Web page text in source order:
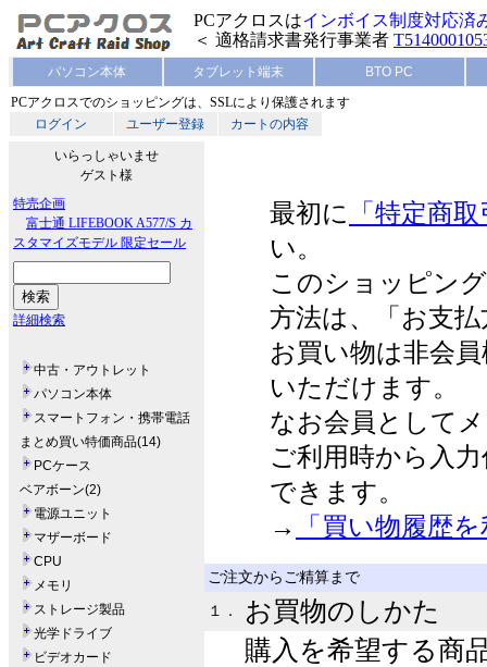
PCアクロスはインボイス制度対応済
＜ 適格請求書発行事業者
パソコン本体 タブレット端末
BTO PC
PCアクロスでのショッピングは、SSLにより保護されます
ログイン
ユーザー登録 カートの内容
いらっしゃいませ
ゲスト様
特売企画
富士通 LIFEBOOK A577/S カ
スタマイズモデル 限定セール
詳細検索
中古・アウトレット
パソコン本体
スマートフォン・携帯電話
まとめ買い特価商品(14)
PCケース
ベアボーン(2)
電源ユニット
マザーボード
CPU
メモリ
ストレージ製品
光学ドライブ
ビデオカード
最初に
「特定商
い。
このショッピン
方法は、「お支
お買い物は非会
いただけます。
なお会員として
ご利用時から入
できます。
→
「買い物履歴
ご注文からご精算まで
１．
お買物のしかた
購入を希望する商